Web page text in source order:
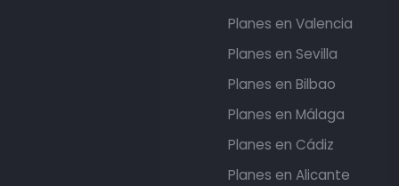
Planes en Valencia
Planes en Sevilla
Planes en Bilbao
Planes en Málaga
Planes en Cádiz
Planes en Alicante